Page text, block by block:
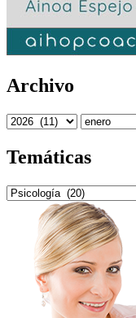
Archivo
Temáticas